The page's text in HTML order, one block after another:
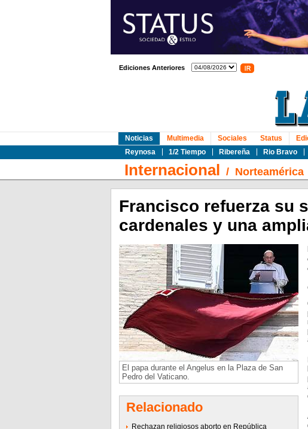
Ediciones Anteriores
Noticias
Reynosa
1/2 Tiempo Ribereña Rio Bravo
Multimedia Sociales Status
Internacional / Norteamérica
Francisco refuerza su
cardenales y una
El papa durante el Angelus en la Plaza de San
Pedro del Vaticano.
Relacionado
Rechazan religiosos aborto en República